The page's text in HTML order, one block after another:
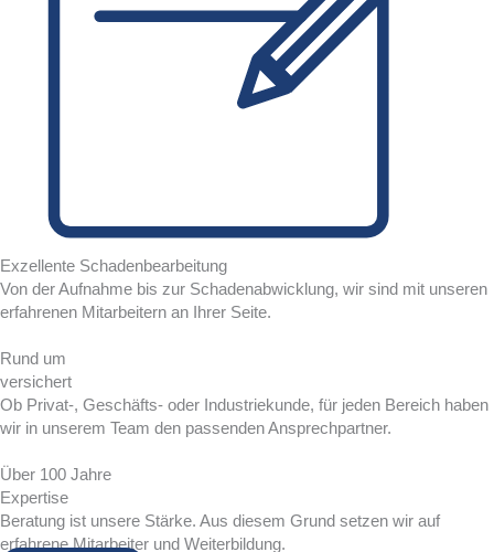
Exzellente Schadenbearbeitung
Von der Aufnahme bis zur Schadenabwicklung, wir sind mit unseren
erfahrenen Mitarbeitern an Ihrer Seite.
Rund um
versichert
Ob Privat-, Geschäfts- oder Industriekunde, für jeden Bereich haben
wir in unserem Team den passenden Ansprechpartner.
Über 100 Jahre
Expertise
Beratung ist unsere Stärke. Aus diesem Grund setzen wir auf
erfahrene Mitarbeiter und Weiterbildung.